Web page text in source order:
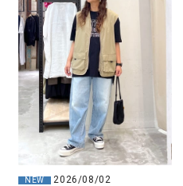
NEW 2026/08/02